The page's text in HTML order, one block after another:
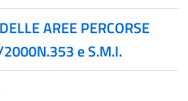
AREE PERCORSE
2000N.353 e S.M.I.